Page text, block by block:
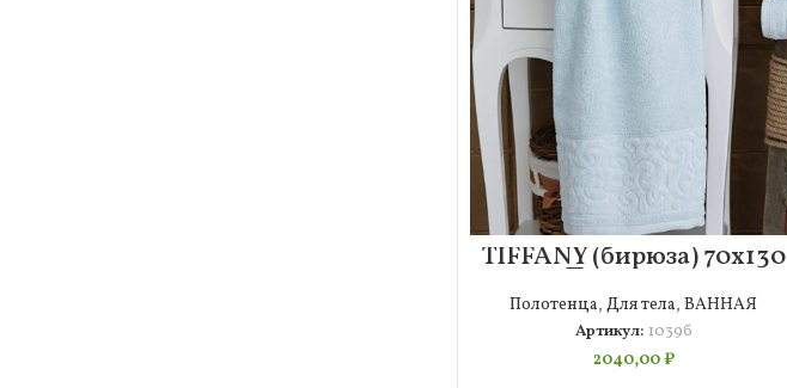
TIFFANY (бирюза) 70х130
Полотенце
Полотенца,Для тела,ВАННАЯ
Артикул: 1039б
2040,00₽